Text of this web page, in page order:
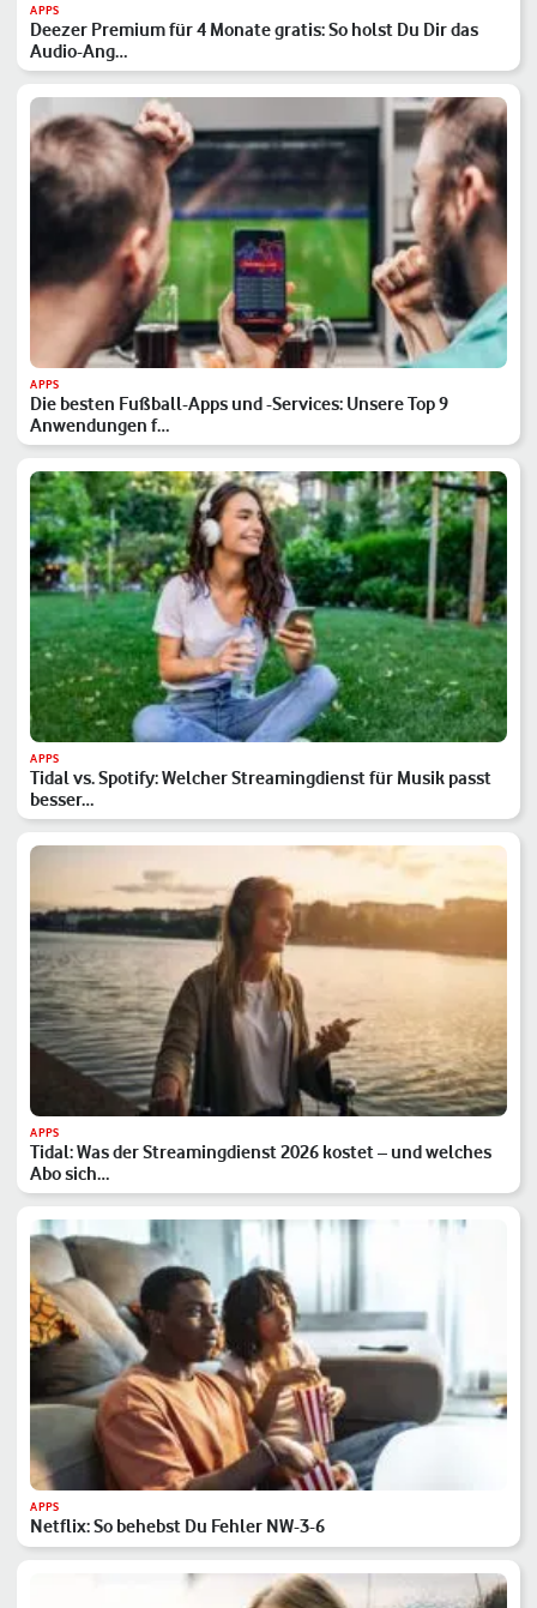
APPS
Deezer Premium für 4 Monate gratis: So holst Du Dir das
Audio-Ang…
APPS
Die besten Fußball-Apps und -Services: Unsere Top 9
Anwendungen f…
APPS
Tidal vs. Spotify: Welcher Streamingdienst für Musik passt
besser…
APPS
Tidal: Was der Streamingdienst 2026 kostet – und welches
Abo sich…
APPS
Netflix: So behebst Du Fehler NW-3-6